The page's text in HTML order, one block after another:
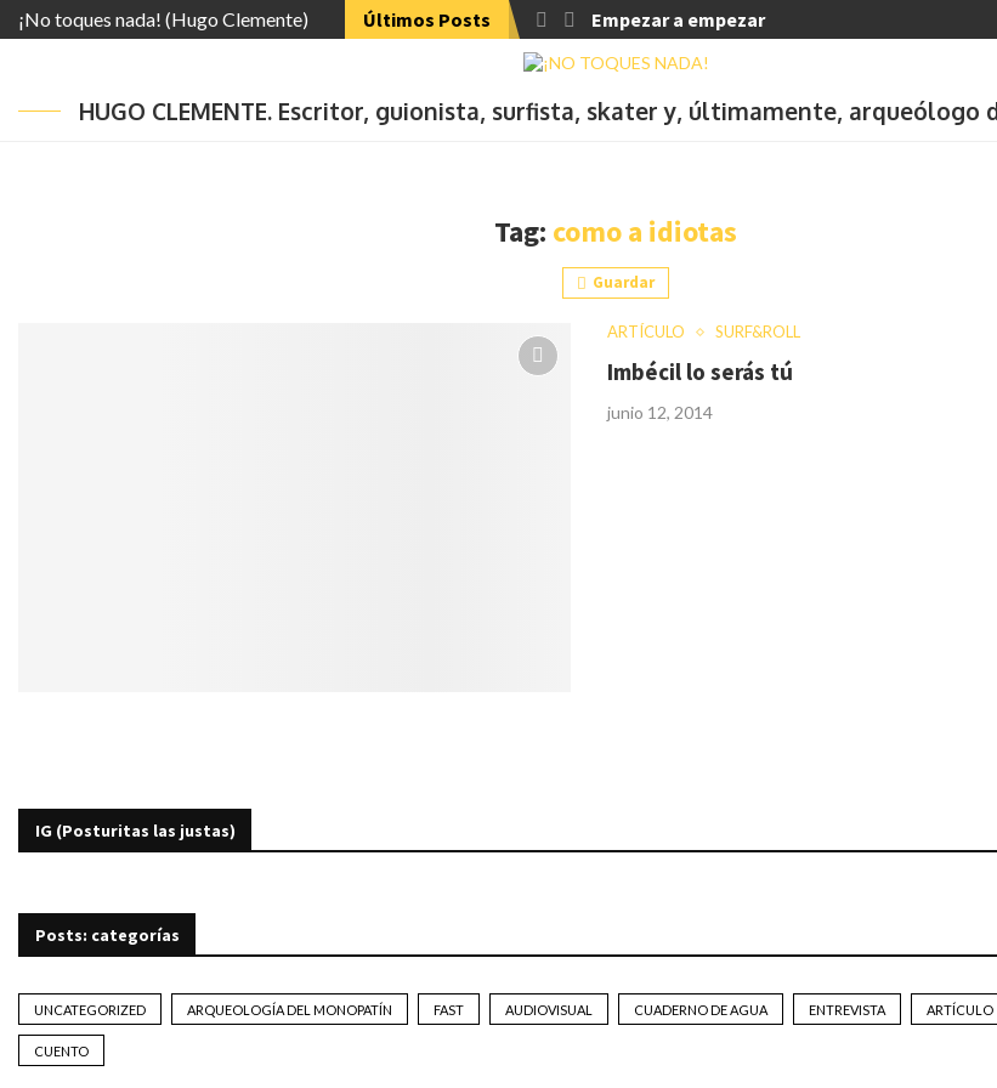
¡No toques nada! (Hugo Clemente) Últimos Posts Empezar a empezar
HUGO CLEMENTE. Escritor, guionista, surfista, skater y, últimamente,
Tag: como a idiotas
Guardar
ARTÍCULO SURF&ROLL
Imbécil lo serás tú
junio 12, 2014
IG (Posturitas las justas)
Posts: categorías
UNCATEGORIZED ARQUEOLOGÍA DEL MONOPATÍN FAST AUDIOVISUAL CUADERNO DE AGUA ENTREVISTA ARTÍCULO
CUENTO